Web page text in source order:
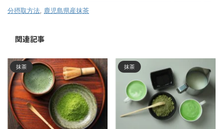
分摂取方法
鹿児島県産抹茶
関連記事
抹茶 抹茶